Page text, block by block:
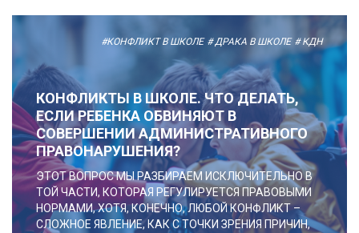
#КОНФЛИКТ В ШКОЛЕ # ДРАКА В ШКОЛЕ # КДН
КОНФЛИКТЫ В ШКОЛЕ. ЧТО ДЕЛАТЬ,
ЕСЛИ РЕБЕНКА ОБВИНЯЮТ В
СОВЕРШЕНИИ АДМИНИСТРАТИВНОГО
ПРАВОНАРУШЕНИЯ?
ЭТОТ ВОПРОС МЫ РАЗБИРАЕМ ИСКЛЮЧИТЕЛЬНО В
ТОЙ ЧАСТИ, КОТОРАЯ РЕГУЛИРУЕТСЯ ПРАВОВЫМИ
НОРМАМИ, ХОТЯ, КОНЕЧНО, ЛЮБОЙ КОНФЛИКТ –
СЛОЖНОЕ ЯВЛЕНИЕ, КАК С ТОЧКИ ЗРЕНИЯ ПРИЧИН,